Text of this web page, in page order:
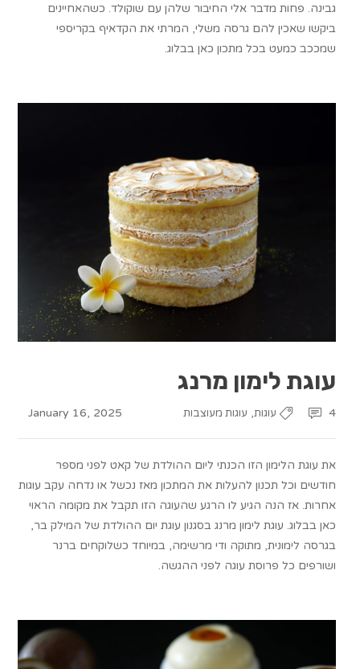
גבינה. פחות מדבר אלי החיבור שלהן עם שוקולד. כשהאחיינים
ביקשו שאכין להם גרסה משלי, המרתי את הקדאיף בקריספי
שמככב כמעט בכל מתכון כאן בבלוג.
עוגת לימון מרנג
January 16, 2025 עוגות, עוגות מעוצבות 4
את עוגת הלימון הזו הכנתי ליום ההולדת של קאט לפני מספר
חודשים וכל תכנון להעלות את המתכון מאז נכשל או נדחה עקב עוגות
אחרות. אז הנה הגיע לו הרגע שהעוגה הזו תקבל את מקומה הראוי
כאן בבלוג. עוגת לימון מרנג בסגנון עוגת יום ההולדת של המילק בר,
בגרסה לימונית, מתוקה ודי מרשימה, במיוחד כשלוקחים ברנר
ושורפים כל פרוסת עוגה לפני ההגשה.